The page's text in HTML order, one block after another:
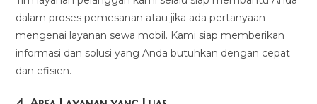
dalam proses pemesanan atau jika ada pertanyaan
mengenai layanan sewa mobil. Kami siap memberikan
informasi dan solusi yang Anda butuhkan dengan cepat
dan efisien.